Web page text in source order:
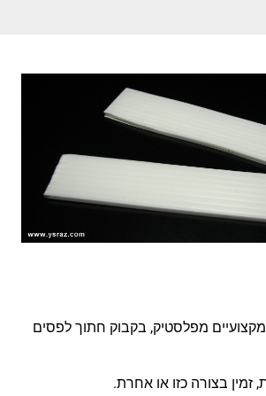
מפלסטיק, בקבוק חתוך לפסים
זמין בצורה כזו או אחרת.